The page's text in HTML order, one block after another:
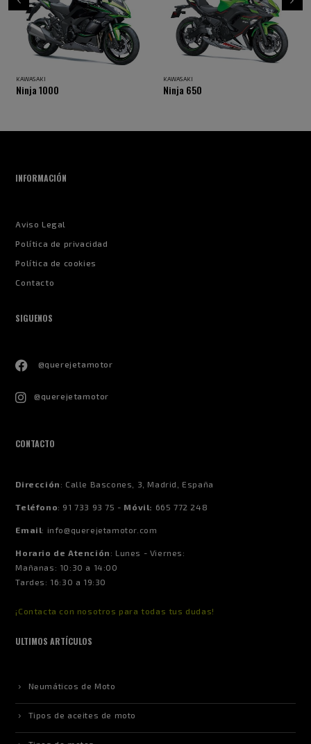
KAWASAKI
Ninja 1000
KAWASAKI
Ninja 650
INFORMACIÓN
Aviso Legal
Política de privacidad
Política de cookies
Contacto
SIGUENOS
@querejetamotor
@querejetamotor
CONTACTO
Dirección : Calle Bascones, 3, Madrid, España
Teléfono: 91 733 93 75 - Móvil: 665 772 248
Email: info@querejetamotor.com
Horario de Atención : Lunes - Viernes:
Mañanas: 10:30 a 14:00
Tardes: 16:30 a 19:30
¡Contacta con nosotros para todas tus dudas!
ULTIMOS ARTÍCULOS
Neumáticos de Moto
Tipos de aceites de moto